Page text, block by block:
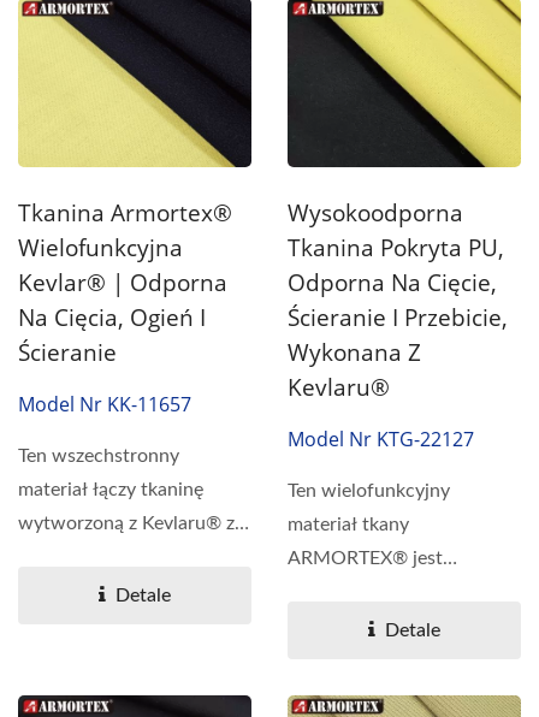
Tkanina Armortex®
Wielofunkcyjna
Kevlar® | Odporna
Na Cięcia, Ogień I
Ścieranie
Model Nr KK-11657
Ten wszechstronny
materiał łączy tkaninę
wytworzoną z Kevlaru® z
powłoką...
Detale
Wysokoodporna
Tkanina Pokryta PU,
Odporna Na Cięcie,
Ścieranie I Przebicie,
Wykonana Z
Kevlaru®
Model Nr KTG-22127
Ten wielofunkcyjny
materiał tkany
ARMORTEX® jest
Kevlar®, włókna
Detale